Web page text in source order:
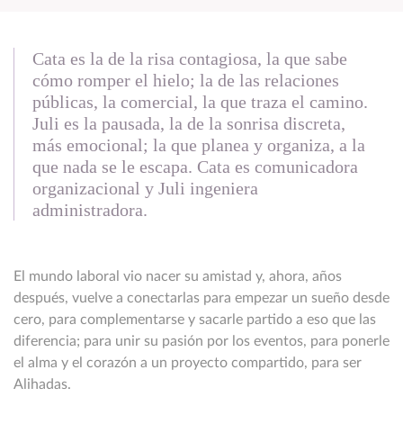
Cata es la de la risa contagiosa, la que sabe
cómo romper el hielo; la de las relaciones
públicas, la comercial, la que traza el camino.
Juli es la pausada, la de la sonrisa discreta,
más emocional; la que planea y organiza, a la
que nada se le escapa. Cata es comunicadora
organizacional y Juli ingeniera
administradora.
El mundo laboral vio nacer su amistad y, ahora, años
después, vuelve a conectarlas para empezar un sueño desde
cero, para complementarse y sacarle partido a eso que las
diferencia; para unir su pasión por los eventos, para ponerle
el alma y el corazón a un proyecto compartido, para ser
Alihadas.